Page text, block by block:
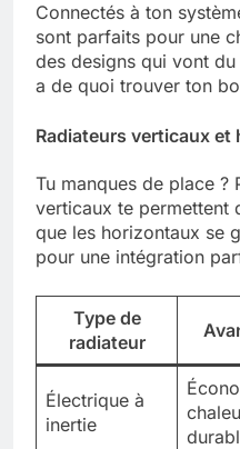
Connectés à ton
sont parfaits pour une
des designs qui vont
a de quoi trouver ton
Radiateurs verticaux et
Tu manques de place ?
verticaux te permettent
que les horizontaux se
pour une intégration
Type de
radiateur
Électrique à
inertie